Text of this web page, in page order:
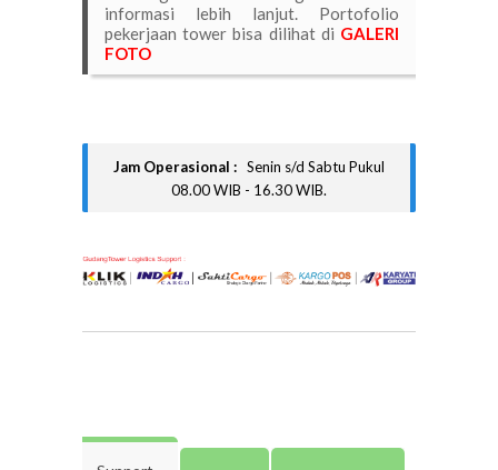
informasi lebih lanjut. Portofolio
pekerjaan tower bisa dilihat di GALERI
FOTO
Jam Operasional : Senin s/d Sabtu Pukul
08.00 WIB - 16.30 WIB.